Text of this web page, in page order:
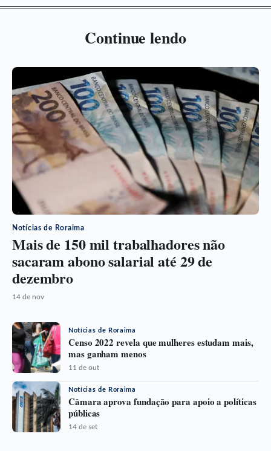
Continue lendo
Notícias de Roraima
Mais de 150 mil trabalhadores não
sacaram abono salarial até 29 de
dezembro
14 de nov
Notícias de Roraima
Censo 2022 revela que mulheres estudam mais,
mas ganham menos
11 de out
Notícias de Roraima
Câmara aprova fundação para apoio a políticas
públicas
14 de set